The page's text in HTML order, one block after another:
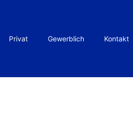
Privat Gewerblich Kontakt